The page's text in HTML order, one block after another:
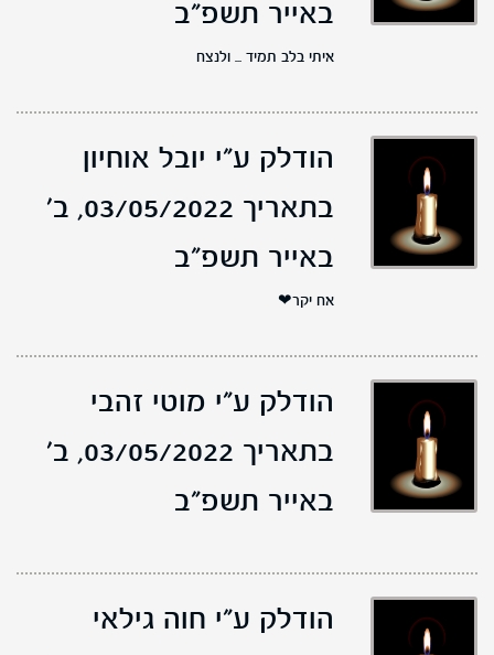
באייר תשפ"ב
איתי בלב תמיד ... ולנצח
הודלק ע"י יובל אוחיון
בתאריך 03/05/2022,
ב'
באייר תשפ"ב
אח יקר❤
הודלק ע"י מוטי זהבי
בתאריך 03/05/2022,
ב'
באייר תשפ"ב
הודלק ע"י חוה גילאי